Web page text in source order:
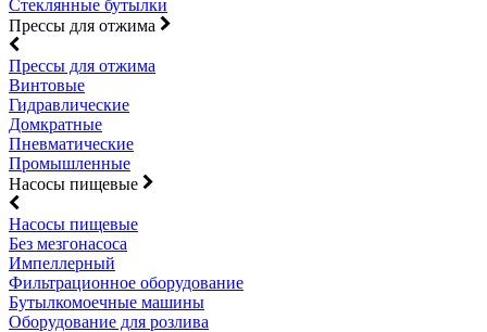
Стеклянные бутылки
Прессы для отжима
Прессы для отжима
Винтовые
Гидравлические
Домкратные
Пневматические
Промышленные
Насосы пищевые
Насосы пищевые
Без мезгонасоса
Импеллерный
Фильтрационное оборудование
Бутылкомоечные машины
Оборудование для розлива